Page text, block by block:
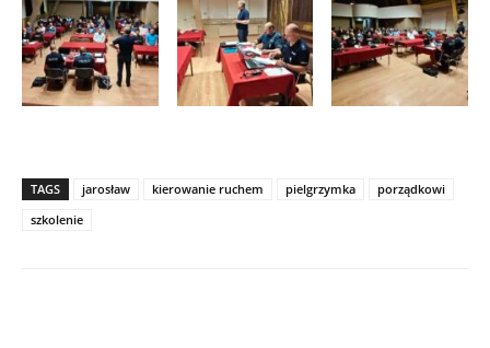
TAGS jarosław kierowanie ruchem pielgrzymka
porządkowi
szkolenie